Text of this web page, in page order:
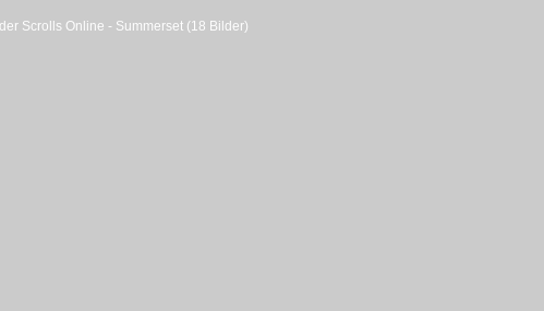
Scrolls Online - Summerset (18 Bilder)